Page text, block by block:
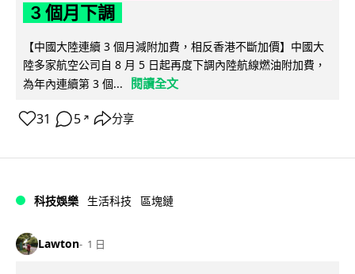
3 個月下調
【中國大陸連續 3 個月減附加費，相反香港不斷加價】中國大
陸多家航空公司自 8 月 5 日起再度下調內陸航線燃油附加費，
為年內連續第 3 個...
閱讀全文
31 5 ↗ 分享
科技娛樂 生活科技 區塊鏈
Lawton 1 日